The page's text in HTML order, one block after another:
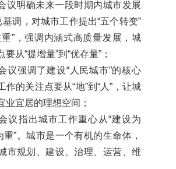
议明确未来一段时期内城市发展
基调，对城市工作提出“五个转变”
”，强调内涵式高质量发展，城
从“提增量”到“优存量”；
议强调了建设“人民城市”的核心
作的关注点要从“地”到“人”，让城
业宜居的理想空间；
议指出城市工作重心从“建设为
重”。城市是一个有机的生命体，
市规划、建设、治理、运营、维